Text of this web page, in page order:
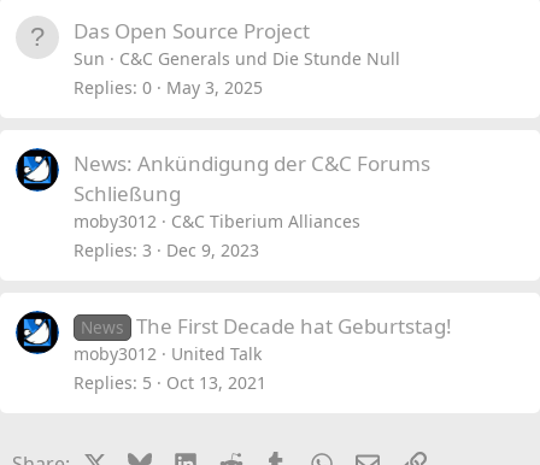
Das Open Source Project
Sun
C&C Generals und Die Stunde Null
Replies 0 May 3, 2025
News: Ankündigung der C&C Forums
Schließung
moby3012
C&C Tiberium Alliances
Replies 3 Dec 9, 2023
News The First Decade hat Geburtstag!
moby3012
United Talk
Replies 5 Oct 13, 2021